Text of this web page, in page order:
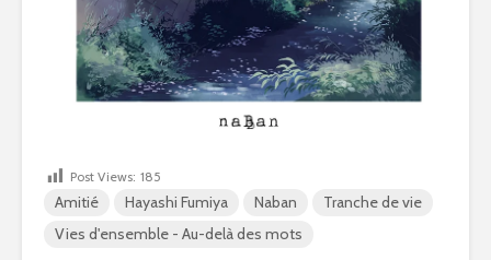
Post Views: 185
Amitié Hayashi Fumiya Naban
Tranche de vie
Vies d'ensemble - Au-delà des mots